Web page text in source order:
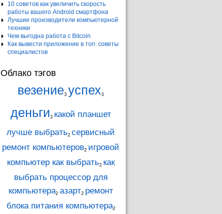
10 советов как увеличить скорость
работы вашего Android смартфона
Лучшие производители компьютерной
техники
Чем выгодна работа с Bitcoin
Как вывести приложение в топ: советы
специалистов
Облако тэгов
везение3 успех3
деньги3 какой планшет
лучше выбрать2 сервисный
ремонт компьютеров2 игровой
компьютер как выбрать2 как
выбрать процессор для
компьютера2 азарт2 ремонт
блока питания компьютера2